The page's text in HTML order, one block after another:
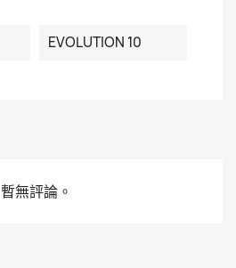
EVOLUTION 10
暫無評論。